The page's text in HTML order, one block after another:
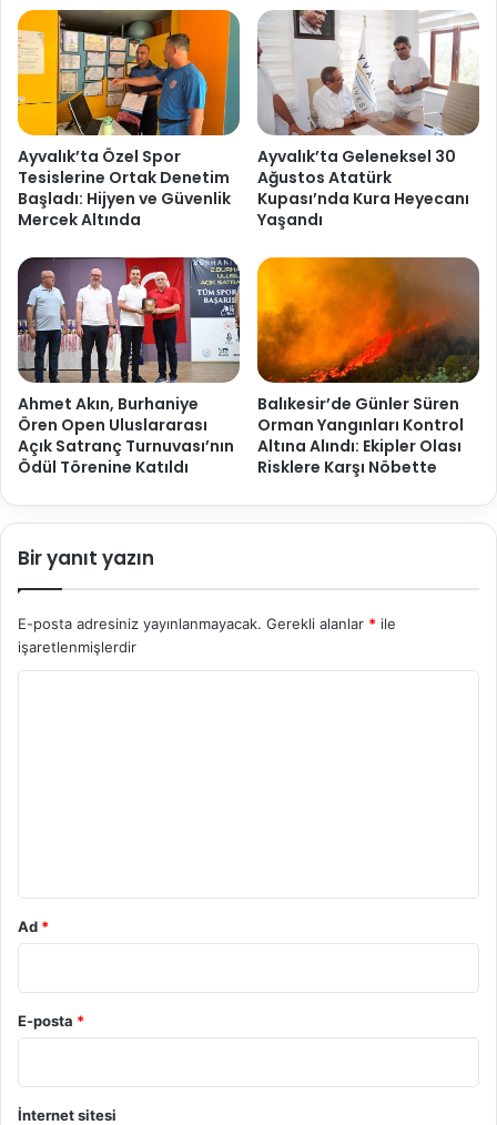
Ayvalık’ta Özel Spor
Tesislerine Ortak Denetim
Başladı: Hijyen ve Güvenlik
Mercek Altında
Ayvalık’ta Geleneksel 30
Ağustos Atatürk
Kupası’nda Kura Heyecanı
Yaşandı
Ahmet Akın, Burhaniye
Ören Open Uluslararası
Açık Satranç Turnuvası’nın
Ödül Törenine Katıldı
Balıkesir’de Günler Süren
Orman Yangınları Kontrol
Altına Alındı: Ekipler Olası
Risklere Karşı Nöbette
Bir yanıt yazın
E-posta adresiniz yayınlanmayacak. Gerekli alanlar * ile
işaretlenmişlerdir
Ad *
E-posta *
İnternet sitesi